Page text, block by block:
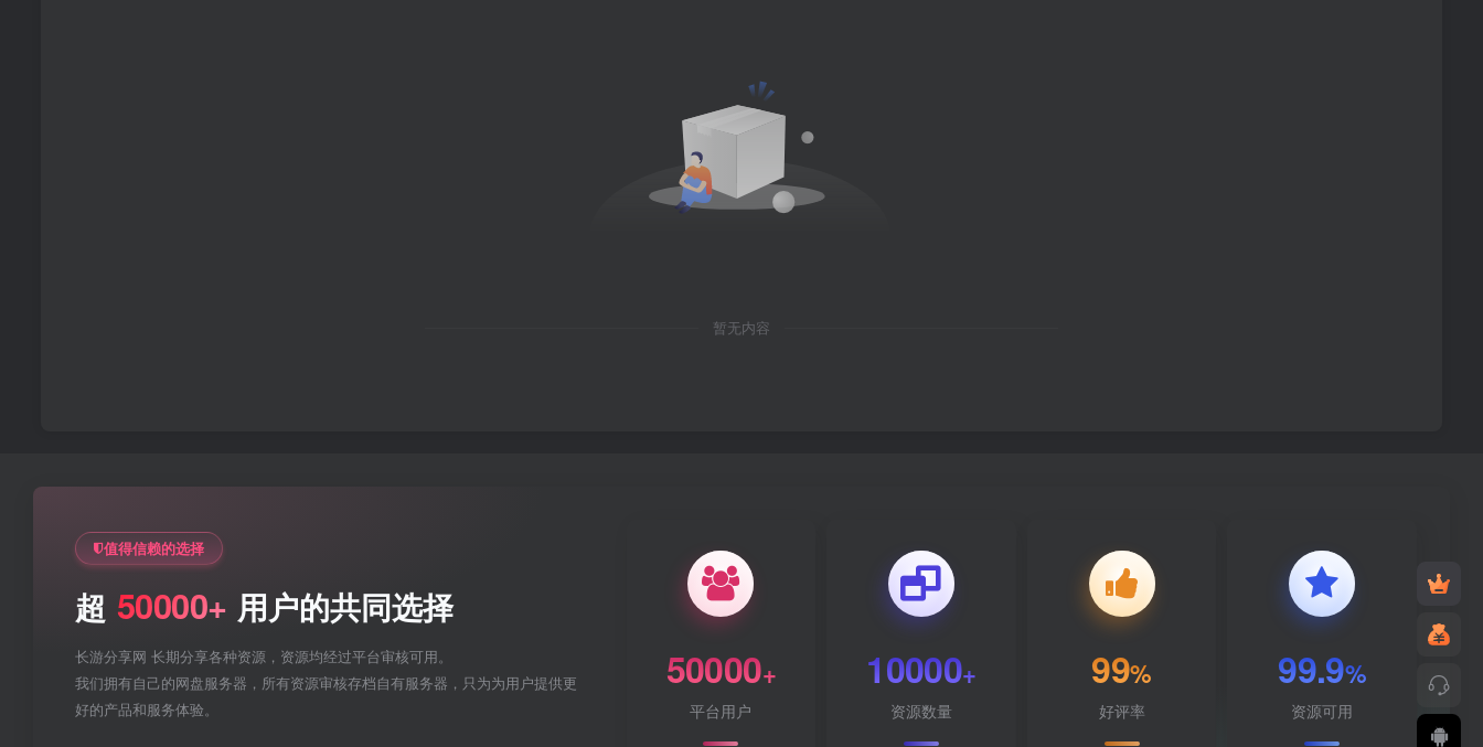
暂无内容
值得信赖的选择
超 50000+ 用户的共同选择
长游分享网 长期分享各种资源，资源均经过平台审核可用。
我们拥有自己的网盘服务器，所有资源审核存档自有服务器，只为为用户提供更
好的产品和服务体验。
50000+
平台用户
10000+
资源数量
99%
好评率
99.9%
资源可用